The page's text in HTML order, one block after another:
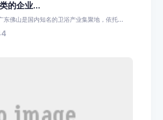
的企业...
东佛山是国内知名的卫浴产业集聚地，依托...